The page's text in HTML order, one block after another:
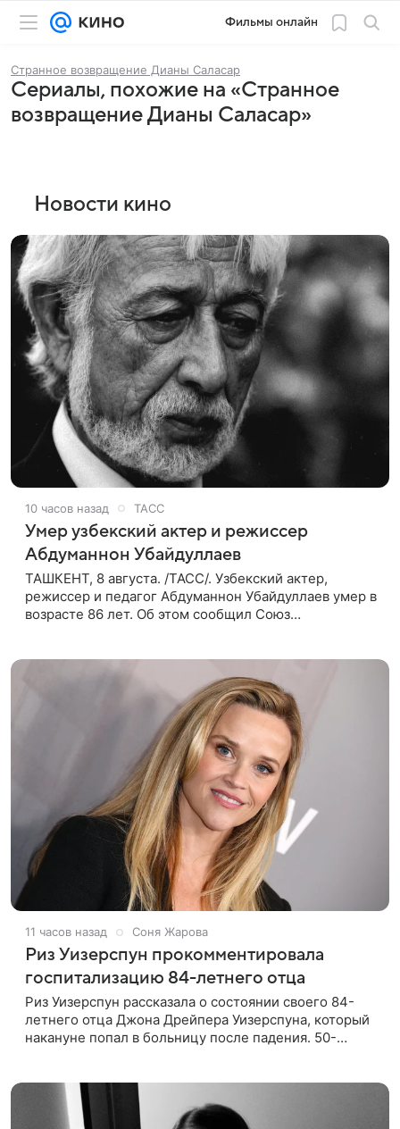
Фильмы онлайн
Странное возвращение Дианы Саласар
Сериалы, похожие на «Странное
возвращение Дианы Саласар»
Новости кино
10 часов назад ТАСС
Умер узбекский актер и режиссер
Абдуманнон Убайдуллаев
ТАШКЕНТ, 8 августа. /ТАСС/. Узбекский актер,
режиссер и педагог Абдуманнон Убайдуллаев умер в
возрасте 86 лет. Об этом сообщил Союз
11 часов назад Соня Жарова
Риз Уизерспун прокомментировала
госпитализацию 84-летнего отца
Риз Уизерспун рассказала о состоянии своего 84-
летнего отца Джона Дрейпера Уизерспуна, который
накануне попал в больницу после падения. 50-